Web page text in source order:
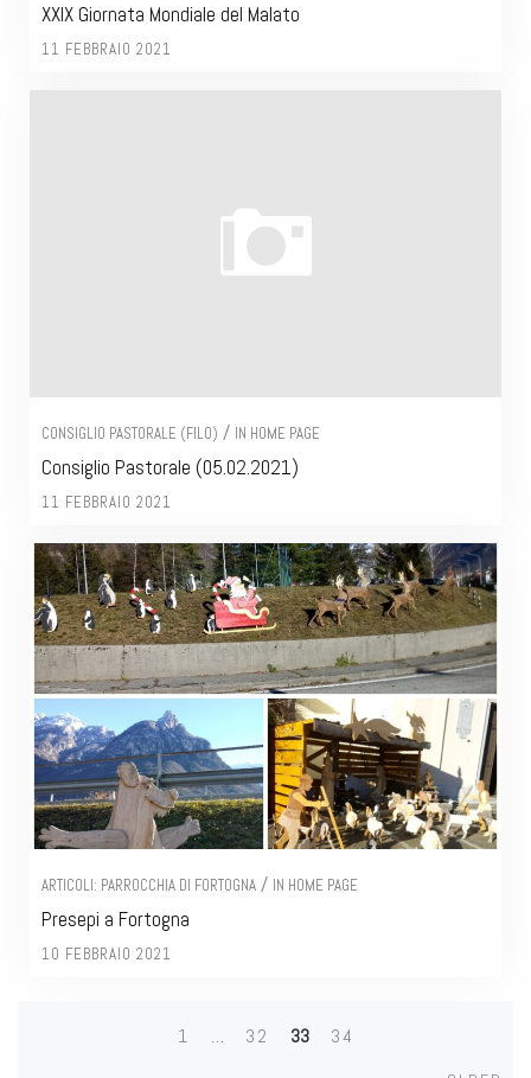
XXIX Giornata Mondiale del Malato
11 FEBBRAIO 2021
CONSIGLIO PASTORALE (FILO) / IN HOME PAGE
Consiglio Pastorale (05.02.2021)
11 FEBBRAIO 2021
ARTICOLI: PARROCCHIA DI FORTOGNA / IN HOME PAGE
Presepi a Fortogna
10 FEBBRAIO 2021
1 … 32 33
34